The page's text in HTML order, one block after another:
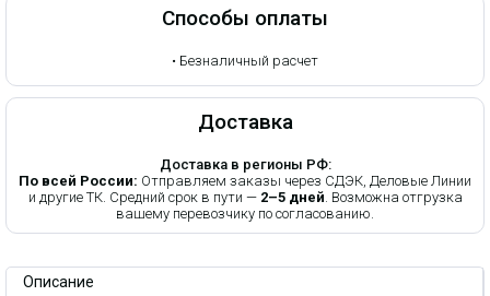
Способы оплаты
• Безналичный расчет
Доставка
Доставка в регионы РФ:
По всей России: Отправляем заказы через СДЭК, Деловые Линии
и другие ТК. Средний срок в пути — 2–5 дней. Возможна отгрузка
вашему перевозчику по согласованию.
Описание